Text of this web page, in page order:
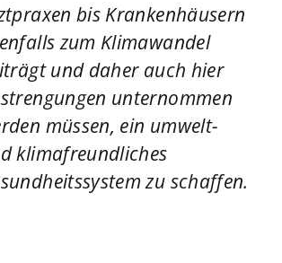
bis Krankenhäusern
zum Klimawandel
und daher auch hier
unternommen
müssen, ein umwelt-
klimafreundliches
zu schaffen.